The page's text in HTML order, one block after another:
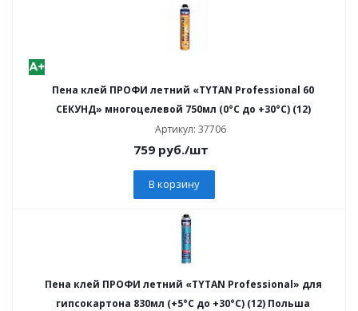
Пена клей ПРОФИ летний «TYTAN Professional 60
СЕКУНД» многоцелевой 750мл (0°C до +30°C) (12)
Артикул: 37706
759 руб./шт
В корзину
Пена клей ПРОФИ летний «TYTAN Professional» для
гипсокартона 830мл (+5°C до +30°C) (12) Польша